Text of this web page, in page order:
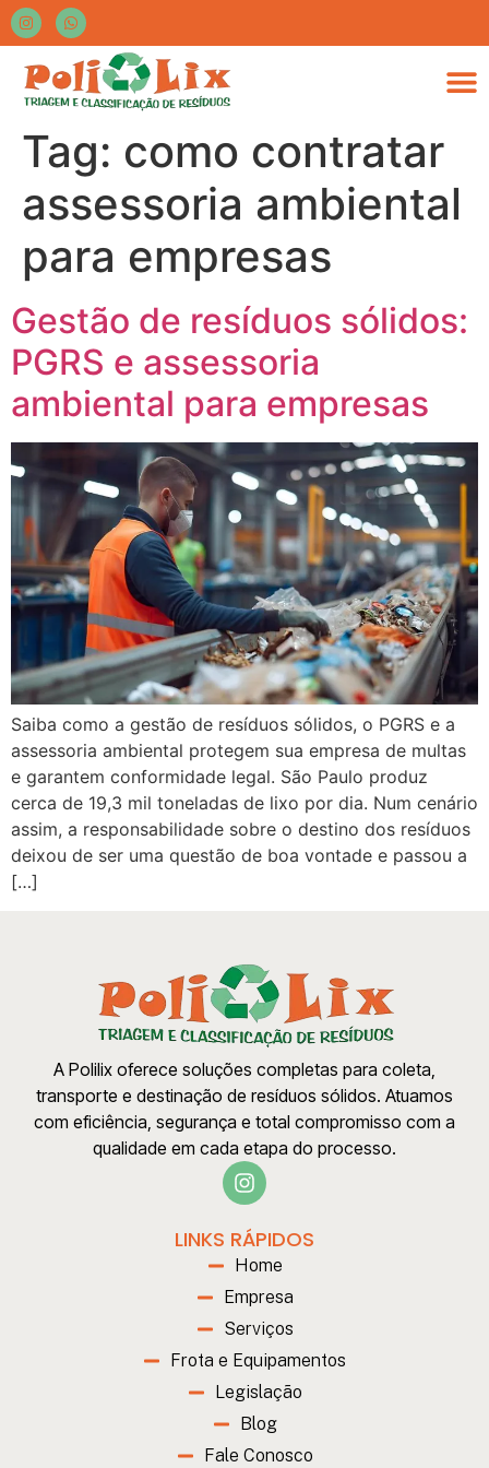
Tag: como contratar
assessoria ambiental
para empresas
Gestão de resíduos sólidos:
PGRS e assessoria
ambiental para empresas
Saiba como a gestão de resíduos sólidos, o PGRS e a
assessoria ambiental protegem sua empresa de multas
e garantem conformidade legal. São Paulo produz
cerca de 19,3 mil toneladas de lixo por dia. Num cenário
assim, a responsabilidade sobre o destino dos resíduos
deixou de ser uma questão de boa vontade e passou a
[…]
A Polilix oferece soluções completas para coleta,
transporte e destinação de resíduos sólidos. Atuamos
com eficiência, segurança e total compromisso com a
qualidade em cada etapa do processo.
LINKS RÁPIDOS
Home
Empresa
Serviços
Frota e Equipamentos
Legislação
Blog
Fale Conosco